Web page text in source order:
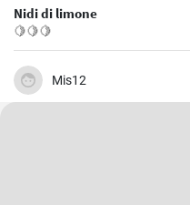
Nidi di limone
🍋🍋🍋
Mis12